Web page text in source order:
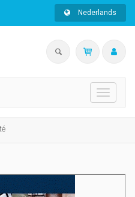
Nederlands
Toggle